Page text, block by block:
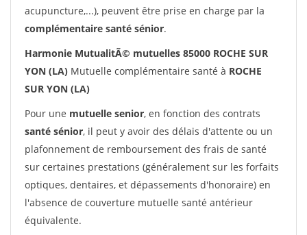
acupuncture,...), peuvent être prise en charge par la
complémentaire santé sénior.
Harmonie MutualitÃ© mutuelles 85000 ROCHE SUR
YON (LA) Mutuelle complémentaire santé à ROCHE
SUR YON (LA)
Pour une mutuelle senior, en fonction des contrats
santé sénior, il peut y avoir des délais d'attente ou un
plafonnement de remboursement des frais de santé
sur certaines prestations (généralement sur les forfaits
optiques, dentaires, et dépassements d'honoraire) en
l'absence de couverture mutuelle santé antérieur
équivalente.